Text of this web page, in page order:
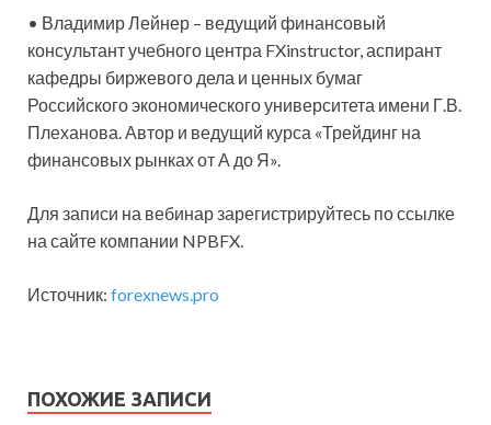
• Владимир Лейнер – ведущий финансовый
консультант учебного центра FXinstructor, аспирант
кафедры биржевого дела и ценных бумаг
Российского экономического университета имени Г.В.
Плеханова. Автор и ведущий курса «Трейдинг на
финансовых рынках от А до Я».
Для записи на вебинар зарегистрируйтесь по ссылке
на сайте компании NPBFX.
Источник: forexnews.pro
ПОХОЖИЕ ЗАПИСИ